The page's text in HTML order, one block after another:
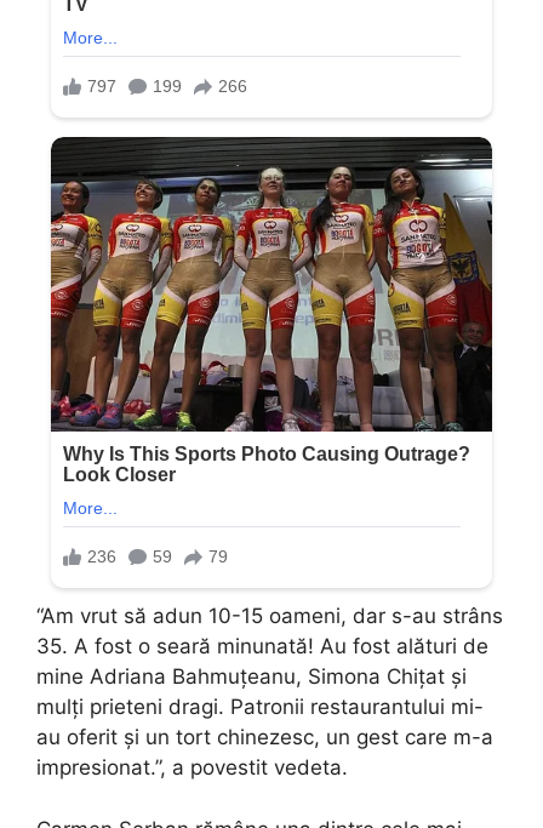
“Am vrut să adun 10-15 oameni, dar s-au strâns
35. A fost o seară minunată! Au fost alături de
mine Adriana Bahmuțeanu, Simona Chițat și
mulți prieteni dragi. Patronii restaurantului mi-
au oferit și un tort chinezesc, un gest care m-a
impresionat.”, a povestit vedeta.